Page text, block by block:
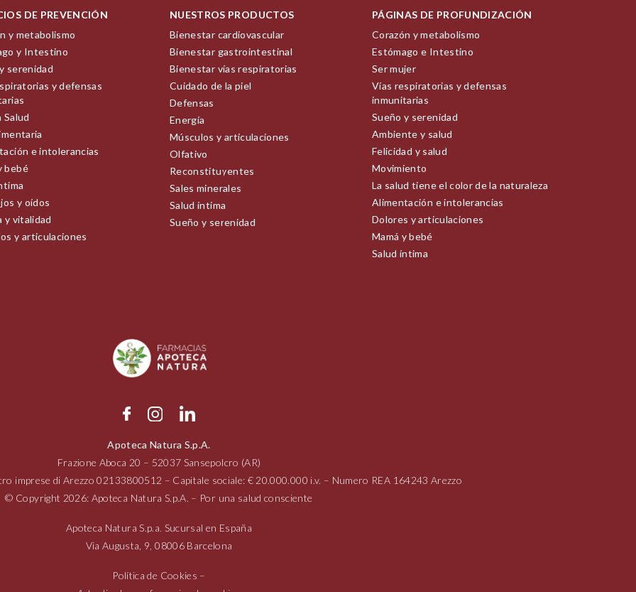
DE PREVENCIÓN
y metabolismo
y Intestino
serenidad
y defensas
Salud
e intolerancias
bebé
y oídos
y vitalidad
y articulaciones
NUESTROS PRODUCTOS
Bienestar cardiovascular
Bienestar gastrointestinal
Bienestar vías respiratorias
Cuidado de la piel
Defensas
Energía
Músculos y articulaciones
Olfativo
Reconstituyentes
Sales minerales
Salud íntima
Sueño y serenidad
PÁGINAS DE PROFUNDIZACIÓN
Corazón y metabolismo
Estómago e Intestino
Ser mujer
Vías respiratorias y defensas
inmunitarias
Sueño y serenidad
Ambiente y salud
Felicidad y salud
Movimiento
La salud tiene el color de la naturaleza
Alimentación e intolerancias
Dolores y articulaciones
Mamá y bebé
Salud íntima
Apoteca Natura S.p.A.
Frazione Aboca 20 – 52037 Sansepolcro (AR)
imprese di Arezzo02133800512 – Capitale sociale: € 20.000.000 i.v. – Numero REA 164243 Arezzo
© Copyright 2026: Apoteca Natura S.p.A. – Por una salud consciente
Apoteca Natura S.p.a. Sucursal en España
Via Augusta, 9, 08006Barcelona
Política de Cookies –